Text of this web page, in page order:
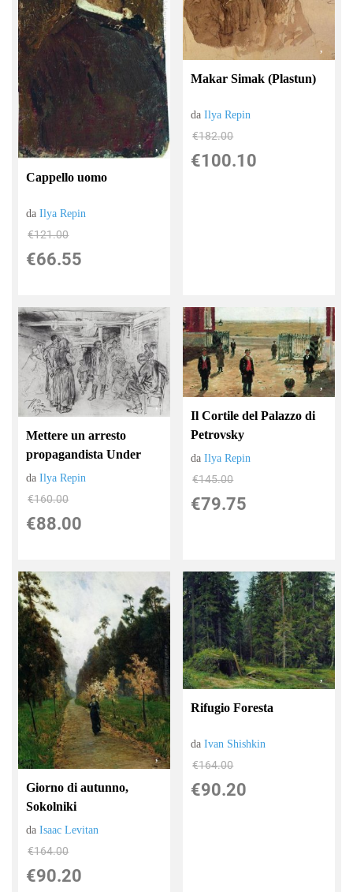
Cappello uomo
daIlya Repin
€121.00
€66.55
Makar Simak (Plastun)
daIlya Repin
€182.00
€100.10
Mettere un arresto
propagandista Under
daIlya Repin
€160.00
€88.00
Il Cortile del Palazzo di
Petrovsky
daIlya Repin
€145.00
€79.75
Giorno di autunno,
Sokolniki
daIsaac Levitan
€164.00
€90.20
Rifugio Foresta
daIvan Shishkin
€164.00
€90.20